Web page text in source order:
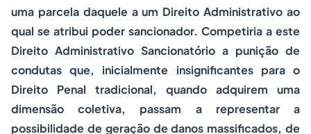
uma parcela daquele a um Direito Administrativo ao
qual se atribui poder sancionador. Competiria a este
Direito Administrativo Sancionatório a punição de
condutas que, inicialmente insignificantes para o
Direito Penal tradicional, quando adquirem uma
dimensão coletiva, passam a representar a
possibilidade de geração de danos massificados, de